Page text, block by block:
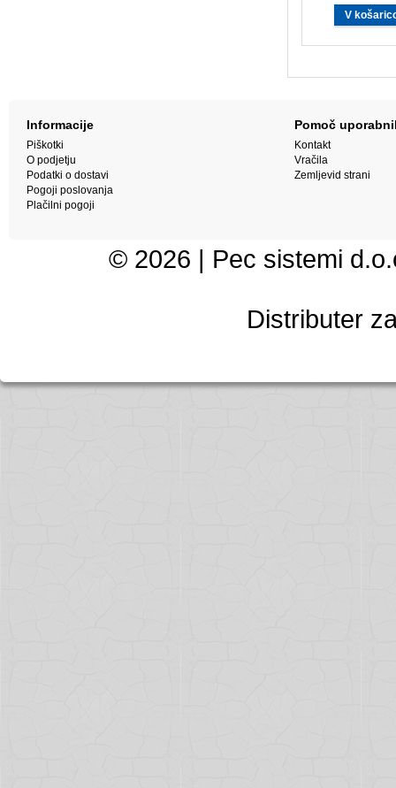
Informacije
Piškotki
O podjetju
Podatki o dostavi
Pogoji poslovanja
Plačilni pogoji
Pomoč
Kontakt
Vračila
Zemljevid strani
© 2026 | Pec sistemi
Distributer